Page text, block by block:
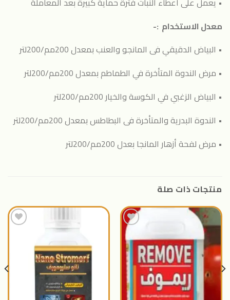
معدل الاستخدام :-
• البياض الدقيقي فى المانجو والعنب بمعدل 200مم/200لتر
• مرض الندوة المتأخرة في الطماطم بمعدل 200مم/200لتر
• البياض الزغبي في الكوسة والخيار 200مم/200لتر
• الندوة البدرية والمتأخرة فى البطاطس بمعدل 200مم/200لتر
• مرض لفحة أزهار المانجا بعدل 200مم/200لتر
منتجات ذات صلة
اضافة
الى
المنتجات
المفضلة
المنتجات
المفضلة